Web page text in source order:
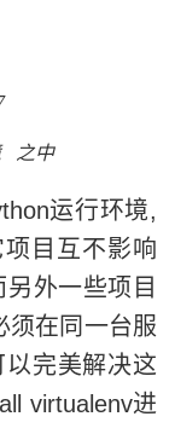
之中
运行环境,
目互不影响
外一些项目
须在同一台服
完美解决这
virtualenv进